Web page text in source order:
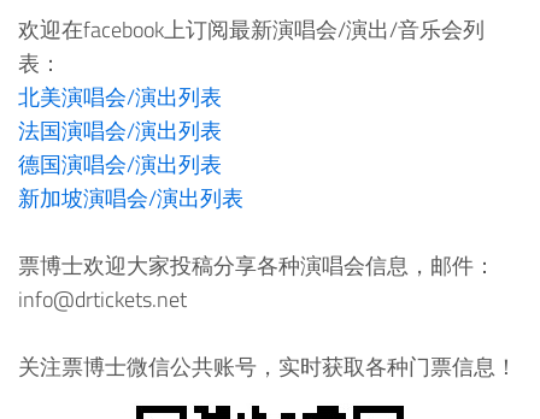
欢迎在facebook上订阅最新演唱会/演出/音乐会列
表：
北美演唱会/演出列表
法国演唱会/演出列表
德国演唱会/演出列表
新加坡演唱会/演出列表
票博士欢迎大家投稿分享各种演唱会信息，邮件：
info@drtickets.net
关注票博士微信公共账号，实时获取各种门票信息！